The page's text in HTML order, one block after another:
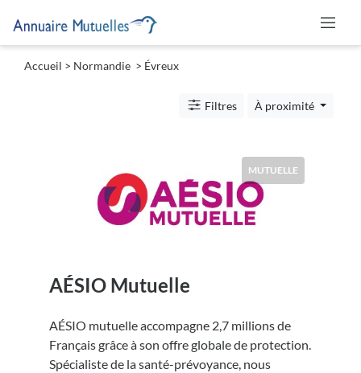
Accueil > Normandie > Évreux
Filtres À proximité
MUTUELLE
AÉSIO Mutuelle
AÉSIO mutuelle accompagne 2,7 millions de
Français grâce à son offre globale de protection.
Spécialiste de la santé-prévoyance, nous